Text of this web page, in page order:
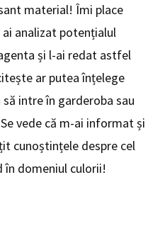
material! Îmi place
analizat potențialul
și l-ai redat astfel
ar putea înțelege
intre în garderoba sau
vede că m-ai informat și
cunoștințele despre cel
în domeniul culorii!